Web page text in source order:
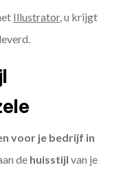
Illustrator, u krijgt
voor je bedrijf in
de huisstijl van je